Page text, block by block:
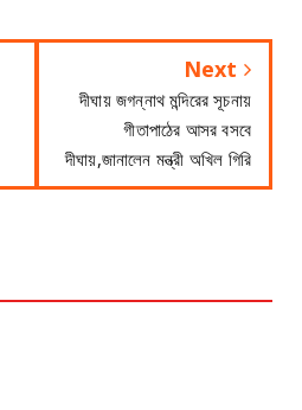
Next
দীঘায় জগন্নাথ মন্দিরের সূচনায়
গীতাপাঠের আসর বসবে
দীঘায়,জানালেন মন্ত্রী অখিল গিরি